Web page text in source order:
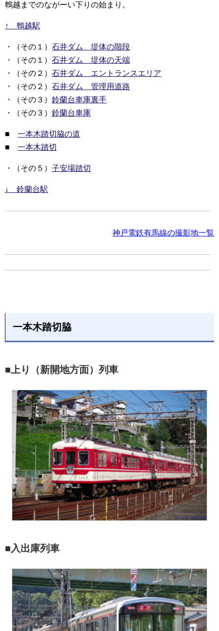
鵯越までのながーい下りの始まり。
↑ 鵯越駅
・（その１） 石井ダム 堤体の階段
・（その１） 石井ダム 堤体の天端
・（その２） 石井ダム エントランスエリア
・（その２） 石井ダム 管理用道路
・（その３） 鈴蘭台車庫裏手
・（その３） 鈴蘭台車庫
■ 一本木踏切脇の道
■ 一本木踏切
・（その５） 子安場踏切
↓ 鈴蘭台駅
神戸電鉄有馬線の撮影地一覧
一本木踏切脇
■上り（新開地方面）列車
■入出庫列車